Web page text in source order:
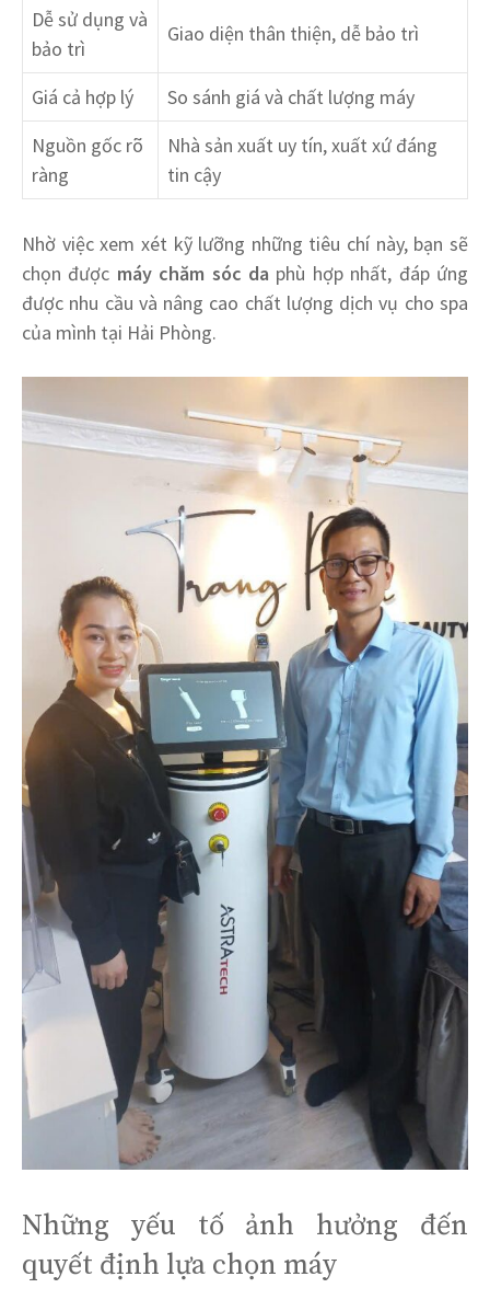
Dễ sử dụng và
bảo trì
Giao diện thân thiện, dễ bảo trì
Giá cả hợp lý
So sánh giá và chất lượng máy
Nguồn gốc rõ
ràng
Nhà sản xuất uy tín, xuất xứ đáng
tin cậy
Nhờ việc xem xét kỹ lưỡng những tiêu chí này, bạn sẽ
chọn được máy chăm sóc da phù hợp nhất, đáp ứng
được nhu cầu và nâng cao chất lượng dịch vụ cho spa
của mình tại Hải Phòng.
Những yếu tố ảnh hưởng đến
quyết định lựa chọn máy